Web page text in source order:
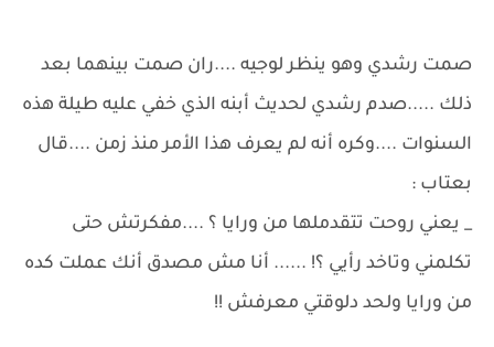
صمت رشدي وهو ينظر لوجيه ....ران صمت بينهما بعد
ذلك .....صدم رشدي لحديث أبنه الذي خفي عليه طيلة هذه
السنوات ....وكره أنه لم يعرف هذا الأمر منذ زمن ....قال
بعتاب :
_ يعني روحت تتقدملها من ورايا ؟ ....مفكرتش حتى
تكلمني وتاخد رأيي ؟! ...... أنا مش مصدق أنك عملت كده
من ورايا ولحد دلوقتي معرفش !!